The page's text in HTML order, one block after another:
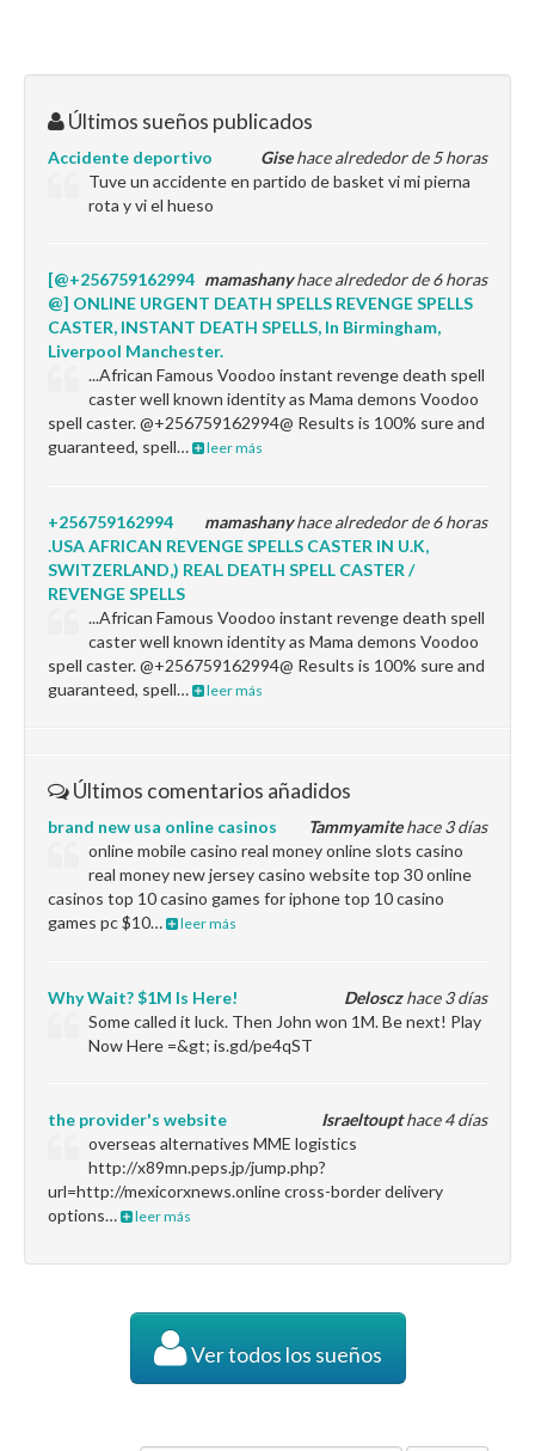
Últimos sueños publicados
Gisehace alrededor de 5 horas
Accidente deportivo
Tuve un accidente en partido de basket vi mi pierna
rota y vi el hueso
mamashanyhace alrededor de 6 horas
[@+256759162994
@] ONLINE URGENT DEATH SPELLS REVENGE SPELLS
CASTER, INSTANT DEATH SPELLS, In Birmingham,
Liverpool Manchester.
...African Famous Voodoo instant revenge death spell
caster well known identity as Mama demons Voodoo
spell caster. @+256759162994@ Results is 100% sure and
guaranteed, spell…
leer más
mamashanyhace alrededor de 6 horas
+256759162994
.USA AFRICAN REVENGE SPELLS CASTER IN U.K,
SWITZERLAND,) REAL DEATH SPELL CASTER /
REVENGE SPELLS
...African Famous Voodoo instant revenge death spell
caster well known identity as Mama demons Voodoo
spell caster. @+256759162994@ Results is 100% sure and
guaranteed, spell…
leer más
Últimos comentarios añadidos
Tammyamitehace 3 días
brand new usa online casinos
online mobile casino real money online slots casino
real money new jersey casino website top 30 online
casinos top 10 casino games for iphone top 10 casino
games pc $10…
leer más
Delosczhace 3 días
Why Wait? $1M Is Here!
Some called it luck. Then John won 1M. Be next! Play
Now Here =&gt; is.gd/pe4qST
Israeltoupthace 4 días
the provider's website
overseas alternatives MME logistics
http://x89mn.peps.jp/jump.php?
url=http://mexicorxnews.online cross-border delivery
options…
leer más
Ver todos los sueños